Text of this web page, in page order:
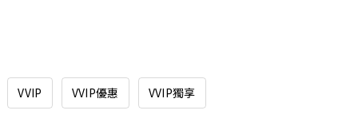
VVIP VVIP優惠 VVIP獨享